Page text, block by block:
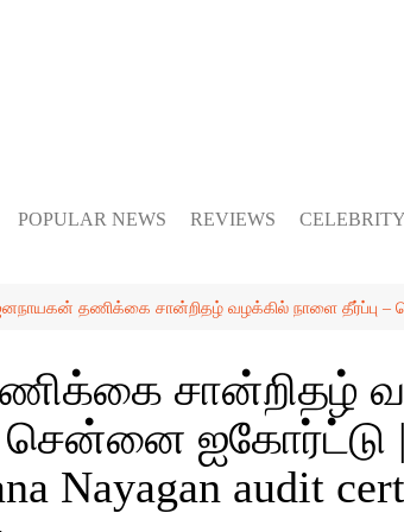
POPULAR NEWS REVIEWS CELEBRITY
தணிக்கை சான்றிதழ் வழக்கில் நாளை தீர்ப்பு –
சான்றிதழ்
சென்னை ஐகோர்ட்டு |
Nayagan audit